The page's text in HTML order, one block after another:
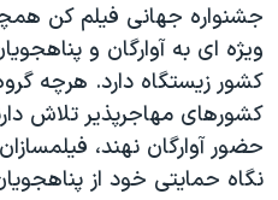
گالری عکس
آرشیو پخش زنده
اعتراضات زن، زندگی، آزادی
مجموعه مستندهای دادخواهی
تریبونال مردمی آبان ۹۸
دادگاه حمید نوری
چهل سال گروگان‌گیری
جشنواره جهانی فیلم کن
ویژه ای به آوارگان و
کشور زیستگاه دارد. هرچه
کشورهای مهاجرپذیر تلاش
حضور آوارگان نهند،
نگاه حمایتی خود از